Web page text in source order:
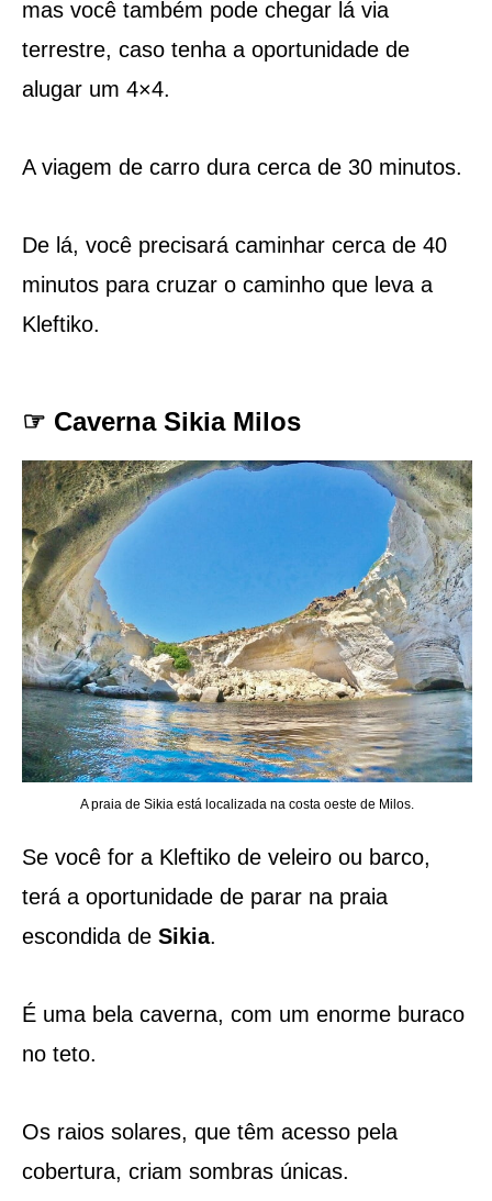
mas você também pode chegar lá via
terrestre, caso tenha a oportunidade de
alugar um 4×4.
A viagem de carro dura cerca de 30 minutos.
De lá, você precisará caminhar cerca de 40
minutos para cruzar o caminho que leva a
Kleftiko.
☞ Caverna Sikia Milos
A praia de Sikia está localizada na costa oeste de Milos.
Se você for a Kleftiko de veleiro ou barco,
terá a oportunidade de parar na praia
escondida de Sikia.
É uma bela caverna, com um enorme buraco
no teto.
Os raios solares, que têm acesso pela
cobertura, criam sombras únicas.